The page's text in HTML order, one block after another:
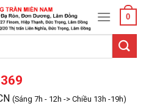
0
(Sáng 7h - 12h -> Chiều 13h -19h)